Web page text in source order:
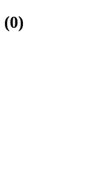
(0)